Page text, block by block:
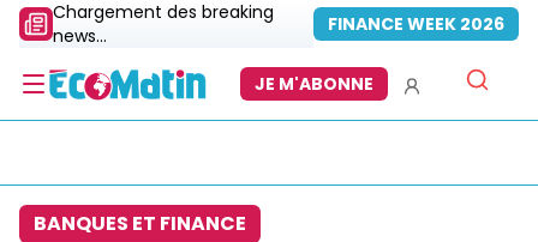
Chargement des breaking
news...
FINANCE WEEK 2026
JE M'ABONNE
BANQUES ET FINANCE